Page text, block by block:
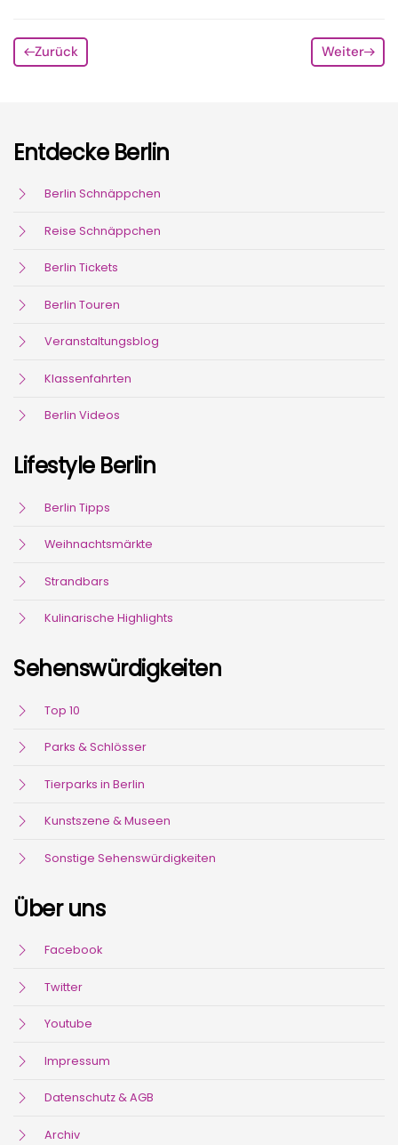
Zurück Weiter
Entdecke Berlin
Berlin Schnäppchen
Reise Schnäppchen
Berlin Tickets
Berlin Touren
Veranstaltungsblog
Klassenfahrten
Berlin Videos
Lifestyle Berlin
Berlin Tipps
Weihnachtsmärkte
Strandbars
Kulinarische Highlights
Sehenswürdigkeiten
Top 10
Parks & Schlösser
Tierparks in Berlin
Kunstszene & Museen
Sonstige Sehenswürdigkeiten
Über uns
Facebook
Twitter
Youtube
Impressum
Datenschutz & AGB
Archiv